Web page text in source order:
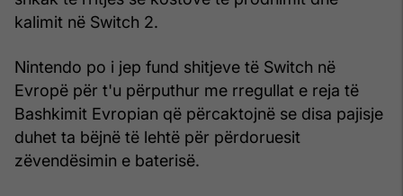
kalimit në Switch 2.
Nintendo po i jep fund shitjeve të Switch në
Evropë për t'u përputhur me rregullat e reja të
Bashkimit Evropian që përcaktojnë se disa pajisje
duhet ta bëjnë të lehtë për përdoruesit
zëvendësimin e baterisë.